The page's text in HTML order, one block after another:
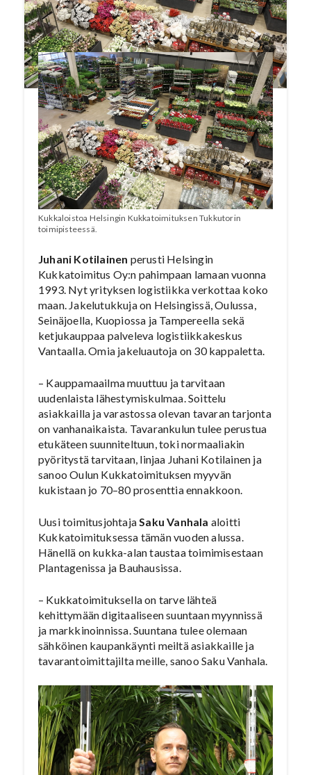
perheyhtiönä. Tämä artikkeli on julkaistu
Puutarha-Sanomat -lehdessä nro 2/2018.
Kukkaloistoa Helsingin Kukkatoimituksen Tukkutorin
toimipisteessä.
Juhani Kotilainen perusti Helsingin
Kukkatoimitus Oy:n pahimpaan lamaan vuonna
1993. Nyt yrityksen logistiikka verkottaa koko
maan. Jakelutukkuja on Helsingissä, Oulussa,
Seinäjoella, Kuopiossa ja Tampereella sekä
ketjukauppaa palveleva logistiikkakeskus
Vantaalla. Omia jakeluautoja on 30 kappaletta.
– Kauppamaailma muuttuu ja tarvitaan
uudenlaista lähestymiskulmaa. Soittelu
asiakkailla ja varastossa olevan tavaran tarjonta
on vanhanaikaista. Tavarankulun tulee perustua
etukäteen suunniteltuun, toki normaaliakin
pyöritystä tarvitaan, linjaa Juhani Kotilainen ja
sanoo Oulun Kukkatoimituksen myyvän
kukistaan jo 70–80 prosenttia ennakkoon.
Uusi toimitusjohtaja Saku Vanhala aloitti
Kukkatoimituksessa tämän vuoden alussa.
Hänellä on kukka-alan taustaa toimimisestaan
Plantagenissa ja Bauhausissa.
– Kukkatoimituksella on tarve lähteä
kehittymään digitaaliseen suuntaan myynnissä
ja markkinoinnissa. Suuntana tulee olemaan
sähköinen kaupankäynti meiltä asiakkaille ja
tavarantoimittajilta meille, sanoo Saku Vanhala.